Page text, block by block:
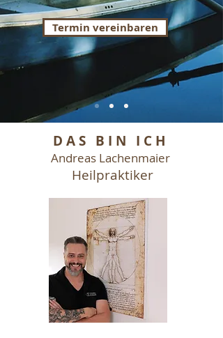
Termin vereinbaren
DAS BIN ICH
Andreas Lachenmaier
Heilpraktiker